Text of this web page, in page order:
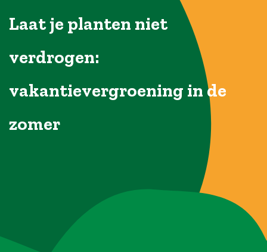
Op de kaart
Brigades
Over ons
Laat je planten niet
verdrogen:
vakantievergroening in de
zomer